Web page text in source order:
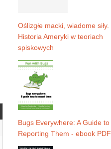
Oślizgłe macki, wiadome siły.
Historia Ameryki w teoriach
spiskowych
Bugs Everywhere: A Guide to
Reporting Them - ebook PDF